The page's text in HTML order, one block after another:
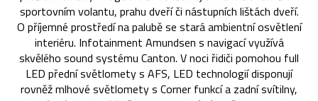
sportovním volantu, prahu dveří či nástupních lištách dveří.
O příjemné prostředí na palubě se stará ambientní osvětlení
interiéru. Infotainment Amundsen s navigací využívá
skvělého sound systému Canton. V noci řidiči pomohou full
LED přední světlomety s AFS, LED technologií disponují
rovněž mlhové světlomety s Corner funkcí a zadní svítilny,